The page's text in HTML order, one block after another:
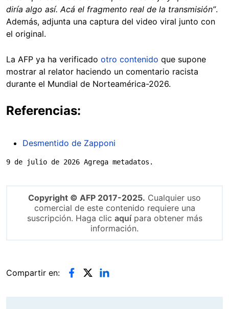
diría algo así. Acá el fragmento real de la transmisión”.
Además, adjunta una captura del video viral junto con
el original.
La AFP ya ha verificado otro contenido que supone
mostrar al relator haciendo un comentario racista
durante el Mundial de Norteamérica-2026.
Referencias:
Desmentido de Zapponi
9 de julio de 2026 Agrega metadatos.
Copyright © AFP 2017-2025. Cualquier uso
comercial de este contenido requiere una
suscripción. Haga clic aquípara obtener más
información.
Compartir en: